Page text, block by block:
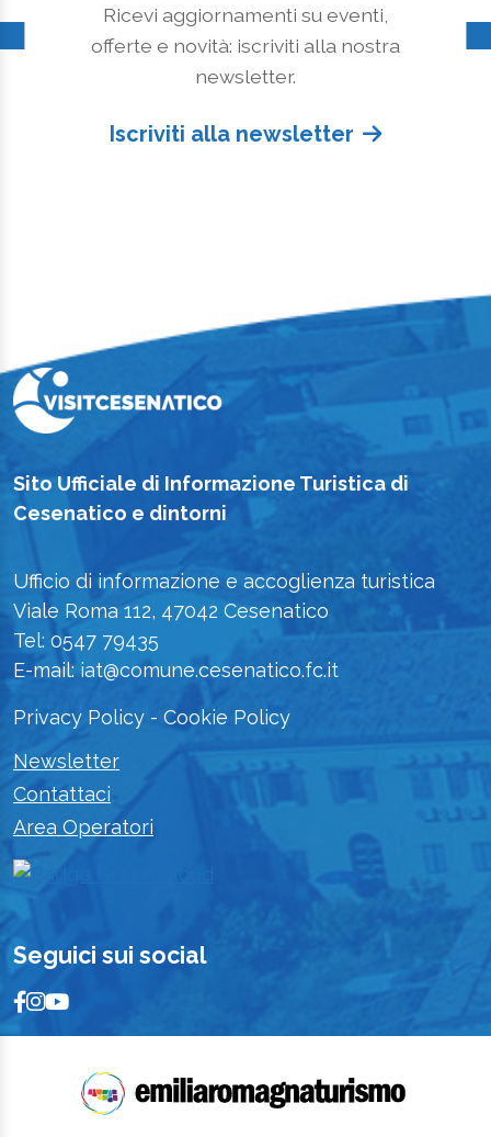
Ricevi aggiornamenti su eventi,
offerte e novità: iscriviti alla nostra
newsletter.
Iscriviti alla newsletter
Sito Ufficiale di Informazione Turistica di
Cesenatico e dintorni
Ufficio di informazione e accoglienza turistica
Viale Roma 112, 47042 Cesenatico
Tel: 0547 79435
E-mail: iat@comune.cesenatico.fc.it
Privacy Policy - Cookie Policy
Newsletter
Contattaci
Area Operatori
Seguici sui social